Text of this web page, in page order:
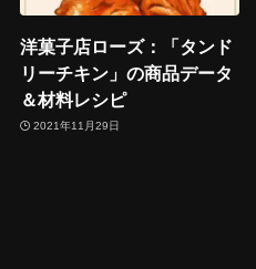
洋菓子店ローズ：「タンド
リーチキン」の商品データ
＆材料レシピ
2021年11月29日